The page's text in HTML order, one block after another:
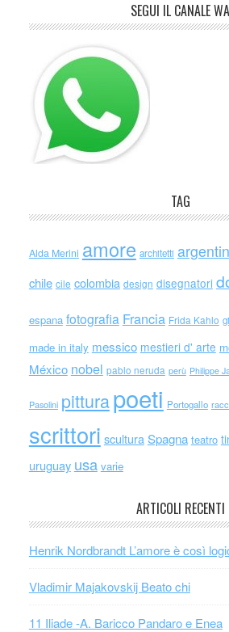
SEGUI IL CANALE WA
TAG
Alda Merini amore architetti
chile cile colombia design disegnatori
espana fotografia Francia Frida Kahlo
made in italy messico mestieri d' arte
México nobel pablo neruda perù Philippe
Pasolini pitturapoeti Portogallo
scrittori scultura Spagna teatro
uruguay usa varie
ARTICOLI RECENTI
Henrik Nordbrandt L’amore è così
Vladimir Majakovskij Beato chi
11 Iliade -A. Baricco Pandaro e Enea